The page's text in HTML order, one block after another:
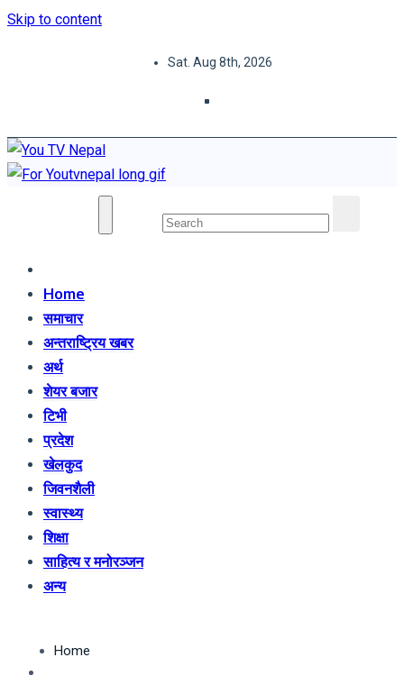
Skip to content
Sat. Aug 8th, 2026
Home
समाचार
अन्तराष्ट्रिय खबर
अर्थ
शेयर बजार
टिभी
प्रदेश
खेलकुद
जिवनशैली
स्वास्थ्य
शिक्षा
साहित्य र मनोरञ्जन
अन्य
Home